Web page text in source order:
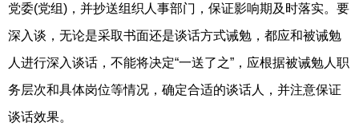
党委(党组)，并抄送组织人事部门，保证影响期及时落实。要
深入谈，无论是采取书面还是谈话方式诫勉，都应和被诫勉
人进行深入谈话，不能将决定“一送了之”，应根据被诫勉人职
务层次和具体岗位等情况，确定合适的谈话人，并注意保证
谈话效果。